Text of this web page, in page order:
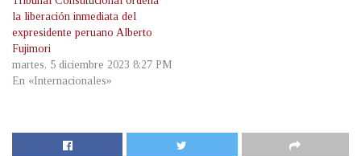
la liberación inmediata del
expresidente peruano Alberto
Fujimori
martes, 5 diciembre 2023 8:27 PM
En «Internacionales»